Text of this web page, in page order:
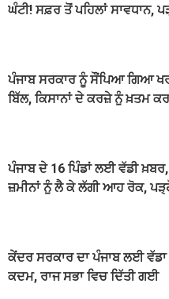
ਘੰਟੀ! ਸਫ਼ਰ ਤੋਂ ਪਹਿਲਾਂ ਸਾਵਧਾਨ,
ਪੰਜਾਬ ਸਰਕਾਰ ਨੂੰ ਸੌਂਪਿਆ ਗਿਆ
ਬਿੱਲ, ਕਿਸਾਨਾਂ ਦੇ ਕਰਜ਼ੇ ਨੂੰ ਖ਼ਤਮ
ਪੰਜਾਬ ਦੇ 16 ਪਿੰਡਾਂ ਲਈ ਵੱਡੀ ਖ਼ਬਰ,
ਜ਼ਮੀਨਾਂ ਨੂੰ ਲੈ ਕੇ ਲੱਗੀ ਆਹ ਰੋਕ,
ਕੇਂਦਰ ਸਰਕਾਰ ਦਾ ਪੰਜਾਬ ਲਈ ਵੱਡਾ
ਕਦਮ, ਰਾਜ ਸਭਾ ਵਿਚ ਦਿੱਤੀ ਗਈ